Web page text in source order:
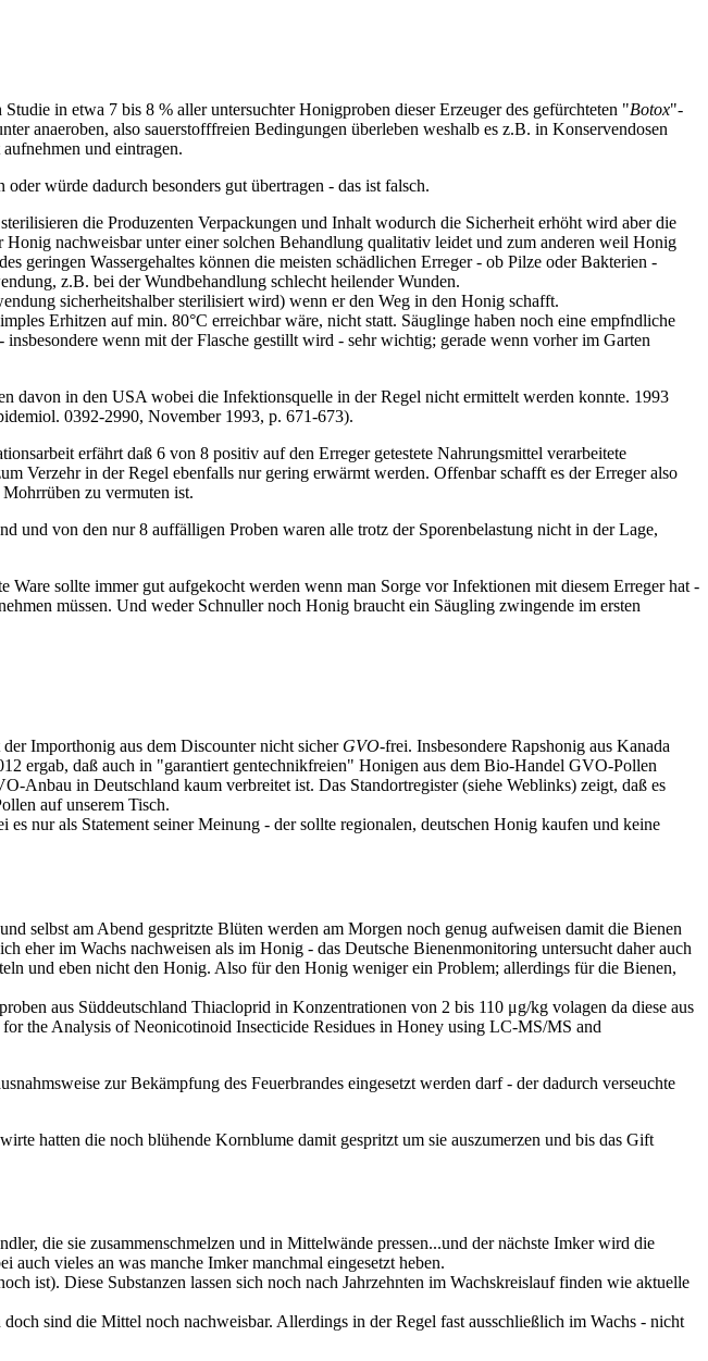
in etwa 7 bis 8 % aller untersuchter Honigproben dieser Erzeuger des gefürchteten "Botox"-
anaeroben, also sauerstofffreien Bedingungen überleben weshalb es z.B. in Konservendosen
und eintragen.
würde dadurch besonders gut übertragen - das ist falsch.
die Produzenten Verpackungen und Inhalt wodurch die Sicherheit erhöht wird aber die
nachweisbar unter einer solchen Behandlung qualitativ leidet und zum anderen weil Honig
geringen Wassergehaltes können die meisten schädlichen Erreger - ob Pilze oder Bakterien -
z.B. bei der Wundbehandlung schlecht heilender Wunden.
sicherheitshalber sterilisiert wird) wenn er den Weg in den Honig schafft.
Erhitzen auf min. 80°C erreichbar wäre, nicht statt. Säuglinge haben noch eine empfndliche
wenn mit der Flasche gestillt wird - sehr wichtig; gerade wenn vorher im Garten
davon in den USA wobei die Infektionsquelle in der Regel nicht ermittelt werden konnte. 1993
0392-2990, November 1993, p. 671-673).
erfährt daß 6 von 8 positiv auf den Erreger getestete Nahrungsmittel verarbeitete
Verzehr in der Regel ebenfalls nur gering erwärmt werden. Offenbar schafft es der Erreger also
zu vermuten ist.
und von den nur 8 auffälligen Proben waren alle trotz der Sporenbelastung nicht in der Lage,
sollte immer gut aufgekocht werden wenn man Sorge vor Infektionen mit diesem Erreger hat -
müssen. Und weder Schnuller noch Honig braucht ein Säugling zwingende im ersten
Importhonig aus dem Discounter nicht sicher GVO-frei. Insbesondere Rapshonig aus Kanada
ergab, daß auch in "garantiert gentechnikfreien" Honigen aus dem Bio-Handel GVO-Pollen
Anbau in Deutschland kaum verbreitet ist. Das Standortregister (siehe Weblinks) zeigt, daß es
auf unserem Tisch.
nur als Statement seiner Meinung - der sollte regionalen, deutschen Honig kaufen und keine
selbst am Abend gespritzte Blüten werden am Morgen noch genug aufweisen damit die Bienen
eher im Wachs nachweisen als im Honig - das Deutsche Bienenmonitoring untersucht daher auch
und eben nicht den Honig. Also für den Honig weniger ein Problem; allerdings für die Bienen,
aus Süddeutschland Thiacloprid in Konzentrationen von 2 bis 110 μg/kg volagen da diese aus
the Analysis of Neonicotinoid Insecticide Residues in Honey using LC-MS/MS and
zur Bekämpfung des Feuerbrandes eingesetzt werden darf - der dadurch verseuchte
hatten die noch blühende Kornblume damit gespritzt um sie auszumerzen und bis das Gift
die sie zusammenschmelzen und in Mittelwände pressen...und der nächste Imker wird die
auch vieles an was manche Imker manchmal eingesetzt heben.
ist). Diese Substanzen lassen sich noch nach Jahrzehnten im Wachskreislauf finden wie aktuelle
sind die Mittel noch nachweisbar. Allerdings in der Regel fast ausschließlich im Wachs - nicht